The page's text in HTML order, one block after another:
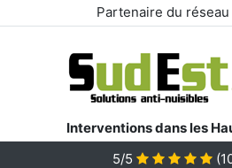
Partenaire du réseau
Interventions dans les
5/5
(